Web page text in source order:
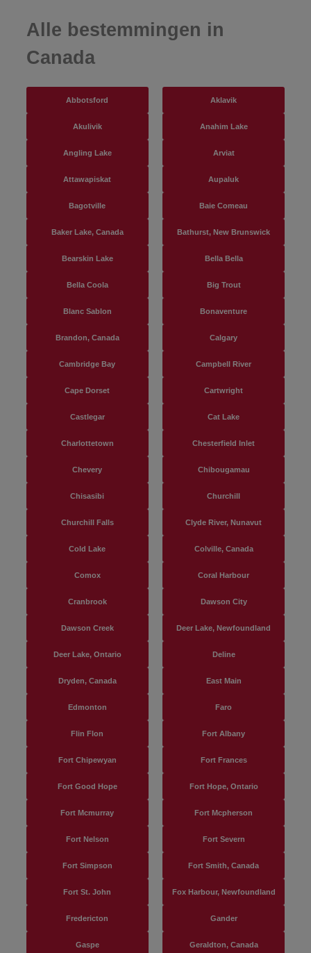
Alle bestemmingen in
Canada
Abbotsford Aklavik
Akulivik Anahim Lake
Angling Lake Arviat
Attawapiskat Aupaluk
Bagotville Baie Comeau
Baker Lake, Canada Bathurst, New Brunswick
Bearskin Lake Bella Bella
Bella Coola Big Trout
Blanc Sablon Bonaventure
Brandon, Canada Calgary
Cambridge Bay Campbell River
Cape Dorset Cartwright
Castlegar Cat Lake
Charlottetown Chesterfield Inlet
Chevery Chibougamau
Chisasibi Churchill
Churchill Falls Clyde River, Nunavut
Cold Lake Colville, Canada
Comox Coral Harbour
Cranbrook Dawson City
Dawson Creek Deer Lake, Newfoundland
Deer Lake, Ontario Deline
Dryden, Canada East Main
Edmonton Faro
Flin Flon Fort Albany
Fort Chipewyan Fort Frances
Fort Good Hope Fort Hope, Ontario
Fort Mcmurray Fort Mcpherson
Fort Nelson Fort Severn
Fort Simpson Fort Smith, Canada
Fort St. John Fox Harbour, Newfoundland
Fredericton Gander
Gaspe Geraldton, Canada